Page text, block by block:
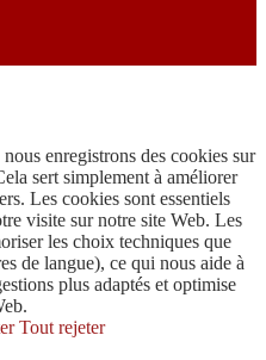
enregistrons des cookies sur
sert simplement à améliorer
Les cookies sont essentiels
visite sur notre site Web. Les
les choix techniques que
de langue), ce qui nous aide à
plus adaptés et optimise
Tout rejeter